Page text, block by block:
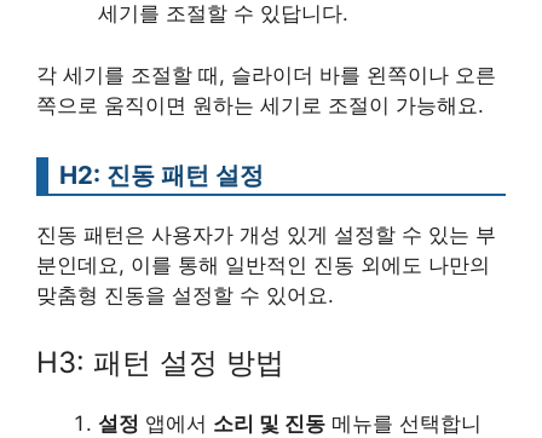
세기를 조절할 수 있답니다.
각 세기를 조절할 때, 슬라이더 바를 왼쪽이나 오른
쪽으로 움직이면 원하는 세기로 조절이 가능해요.
H2: 진동 패턴 설정
진동 패턴은 사용자가 개성 있게 설정할 수 있는 부
분인데요, 이를 통해 일반적인 진동 외에도 나만의
맞춤형 진동을 설정할 수 있어요.
H3: 패턴 설정 방법
설정 앱에서 소리 및 진동 메뉴를 선택합니